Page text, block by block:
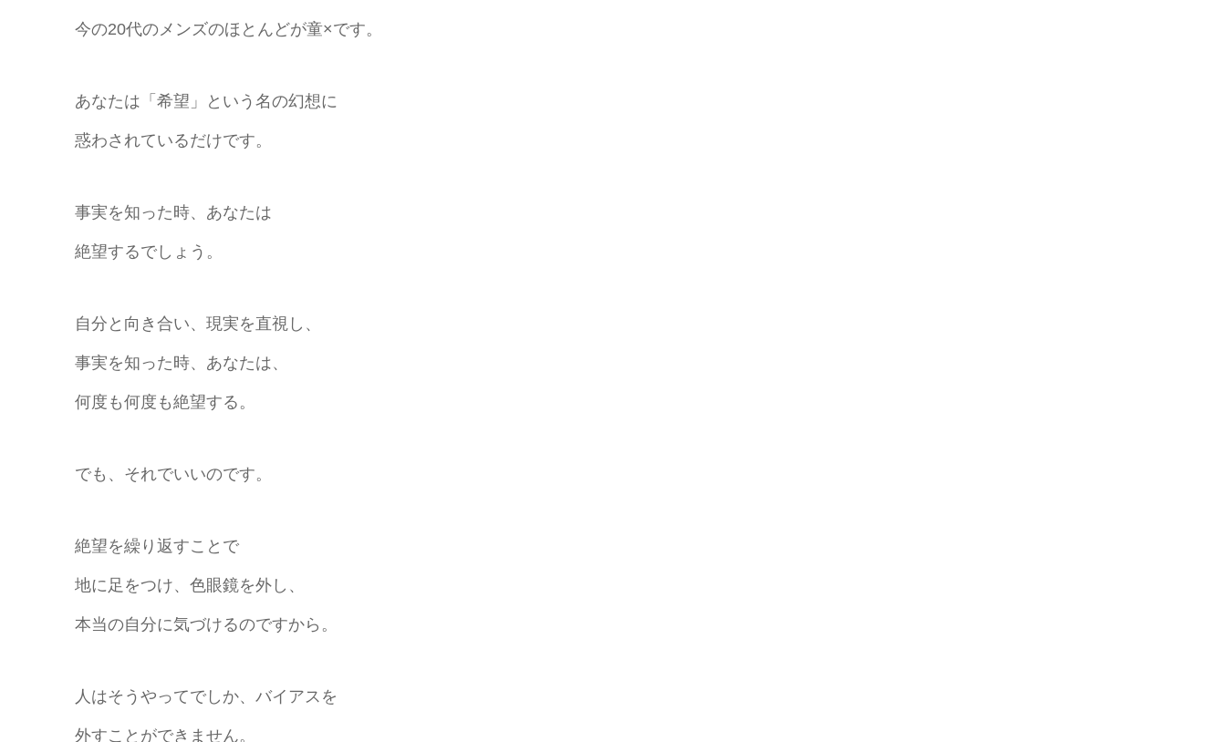
今の20代のメンズのほとんどが童×です。
あなたは「希望」という名の幻想に
惑わされているだけです。
事実を知った時、あなたは
絶望するでしょう。
自分と向き合い、現実を直視し、
事実を知った時、あなたは、
何度も何度も絶望する。
でも、それでいいのです。
絶望を繰り返すことで
地に足をつけ、色眼鏡を外し、
本当の自分に気づけるのですから。
人はそうやってでしか、バイアスを
外すことができません。